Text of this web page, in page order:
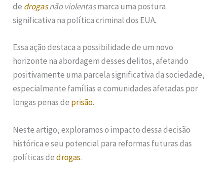
de drogasnão violentasmarca uma postura
significativa na política criminal dos EUA.
Essa ação destaca a possibilidade de um novo
horizonte na abordagem desses delitos, afetando
positivamente uma parcela significativa da sociedade,
especialmente famílias e comunidades afetadas por
longas penas de prisão.
Neste artigo, exploramos o impacto dessa decisão
histórica e seu potencial para reformas futuras das
políticas dedrogas.